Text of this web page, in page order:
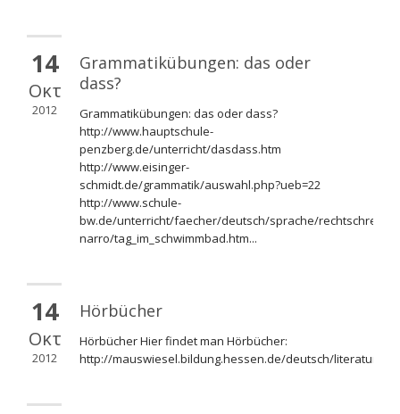
14
Οκτ
2012
Grammatikübungen: das oder
dass?
Grammatikübungen: das oder dass?
http://www.hauptschule-
penzberg.de/unterricht/dasdass.htm
http://www.eisinger-
schmidt.de/grammatik/auswahl.php?ueb=22
http://www.schule-
bw.de/unterricht/faecher/deutsch/sprache/
narro/tag_im_schwimmbad.htm...
14
Οκτ
2012
Hörbücher
Hörbücher Hier findet man Hörbücher:
http://mauswiesel.bildung.hessen.de/deutsch/